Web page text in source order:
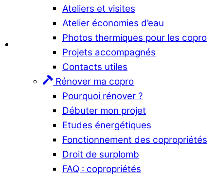
Ateliers et visites
Atelier économies d’eau
Photos thermiques pour les copro
Projets accompagnés
Contacts utiles
Rénover ma copro
Pourquoi rénover ?
Débuter mon projet
Etudes énergétiques
Fonctionnement des copropriétés
Droit de surplomb
FAQ : copropriétés